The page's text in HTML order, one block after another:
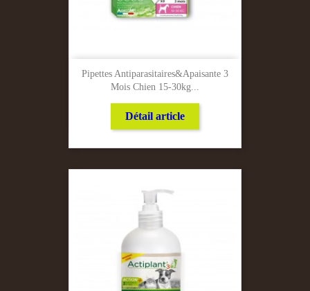
Pipettes Antiparasitaires&apaisante 3
Mois Chien 15-30kg...
Détail article